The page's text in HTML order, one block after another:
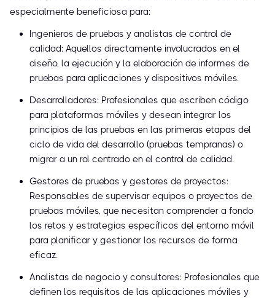
especialmente beneficiosa para:
Ingenieros de pruebas y analistas de control de
calidad: Aquellos directamente involucrados en el
diseño, la ejecución y la elaboración de informes de
pruebas para aplicaciones y dispositivos móviles.
Desarrolladores: Profesionales que escriben código
para plataformas móviles y desean integrar los
principios de las pruebas en las primeras etapas del
ciclo de vida del desarrollo (pruebas tempranas) o
migrar a un rol centrado en el control de calidad.
Gestores de pruebas y gestores de proyectos:
Responsables de supervisar equipos o proyectos de
pruebas móviles, que necesitan comprender a fondo
los retos y estrategias específicos del entorno móvil
para planificar y gestionar los recursos de forma
eficaz.
Analistas de negocio y consultores: Profesionales que
definen los requisitos de las aplicaciones móviles y